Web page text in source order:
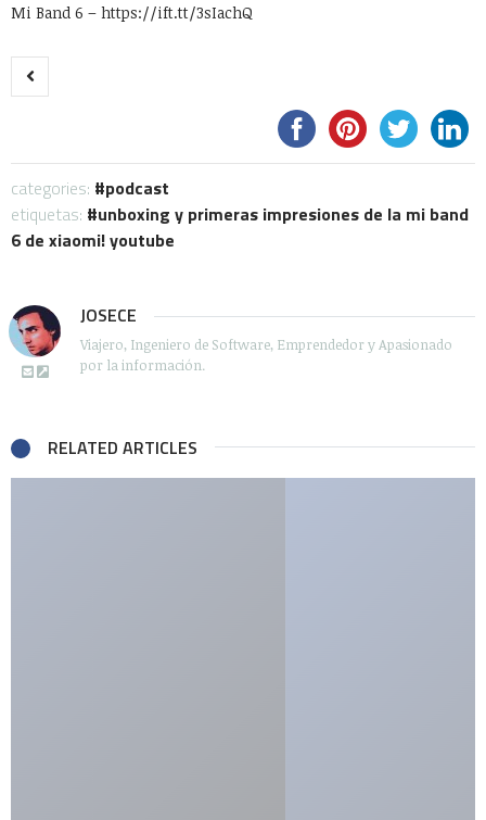
Mi Band 6 – https://ift.tt/3sIachQ
categories:
podcast
etiquetas:
unboxing y primeras impresiones de la mi band
6 de xiaomi! youtube
JOSECE
Viajero, Ingeniero de Software, Emprendedor y Apasionado
por la información.
RELATED ARTICLES